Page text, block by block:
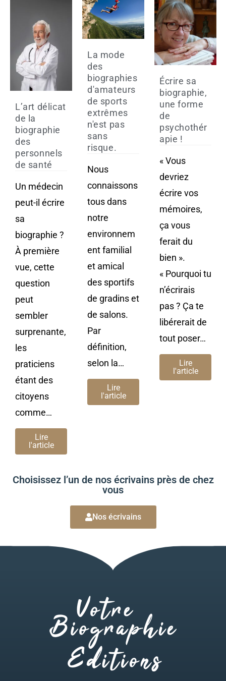
L’art délicat
de la
biographie
des
personnels
de santé
Un médecin
peut-il écrire
sa
biographie ?
À première
vue, cette
question
peut
sembler
surprenante,
les
praticiens
étant des
citoyens
comme…
Lire
l'article
La mode
des
biographies
d'amateurs
de sports
extrêmes
n'est pas
sans
risque.
Nous
connaissons
tous dans
notre
environnem
ent familial
et amical
des sportifs
de gradins et
de salons.
Par
définition,
selon la…
Lire
l'article
Écrire sa
biographie,
une forme
de
psychothér
apie !
« Vous
devriez
écrire vos
mémoires,
ça vous
ferait du
bien ».
« Pourquoi tu
n’écrirais
pas ? Ça te
libérerait de
tout poser…
Lire
l'article
Choisissez l’un de nos écrivains près de chez
vous
Nos écrivains